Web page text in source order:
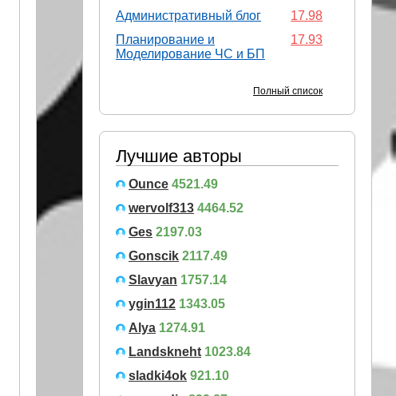
17.98
Административный блог
17.93
Планирование и
Моделирование ЧС и БП
Полный список
Лучшие авторы
Ounce 4521.49
wervolf313 4464.52
Ges 2197.03
Gonscik 2117.49
Slavyan 1757.14
ygin112 1343.05
Alya 1274.91
Landskneht 1023.84
sladki4ok 921.10